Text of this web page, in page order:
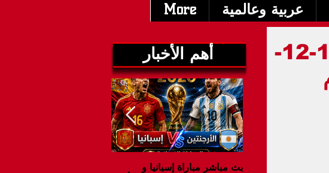
عربية وعالمية More
أهم الأخبار
بث مباشر مباراة إسبانيا و
بث مباشر مباراة المغرب وكرواتيا اليوم 17-12-